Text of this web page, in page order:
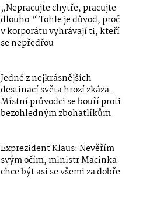
„Nepracujte chytře, pracujte
dlouho.“ Tohle je důvod, proč
v korporátu vyhrávají ti, kteří
se nepředřou
Jedné z nejkrásnějších
destinací světa hrozí zkáza.
Místní průvodci se bouří proti
bezohledným zbohatlíkům
Exprezident Klaus: Nevěřím
svým očím, ministr Macinka
chce být asi se všemi za dobře